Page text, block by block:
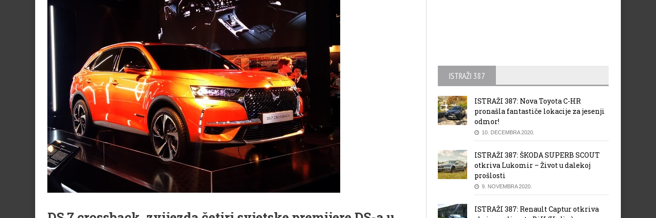
ISTRAŽI 387
ISTRAŽI 387: Nova Toyota C-HR
pronašla fantastiče lokacije za jesenji
odmor!
10. DECEMBRA 2020.
ISTRAŽI 387: ŠKODA SUPERB SCOUT
otkriva Lukomir – Život u dalekoj
prošlosti
9. NOVEMBRA 2020.
ISTRAŽI 387: Renault Captur otkriva